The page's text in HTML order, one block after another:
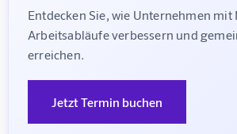
Entdecken Sie, wie Unternehmen
Arbeitsabläufe verbessern und
erreichen.
Jetzt Termin buchen